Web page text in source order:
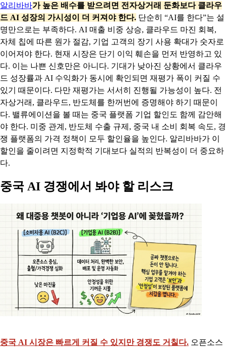
알리바바가 높은 배수를 받으려면 전자상거래 둔화보다 클라우
드 AI 성장의 가시성이 더 커져야 한다. 단순히 “AI를 한다”는 설
명만으로는 부족하다. AI 매출 비중 상승, 클라우드 마진 회복,
자체 칩에 따른 원가 절감, 기업 고객의 장기 사용 확대가 숫자로
이어져야 한다. 현재 시장은 단기 이익 훼손을 먼저 반영하고 있
다. 이는 나쁜 신호만은 아니다. 기대가 낮아진 상황에서 클라우
드 성장률과 AI 수익화가 동시에 확인되면 재평가 폭이 커질 수
있기 때문이다. 다만 재평가는 서서히 진행될 가능성이 높다. 전
자상거래, 클라우드, 반도체를 한꺼번에 증명해야 하기 때문이
다. 밸류에이션을 볼 때는 중국 플랫폼 기업 할인도 함께 감안해
야 한다. 미중 관계, 반도체 수출 규제, 중국 내 소비 회복 속도, 경
쟁 플랫폼의 가격 정책이 모두 할인율을 높인다. 알리바바가 이
할인을 줄이려면 지정학적 기대보다 실적의 반복성이 더 중요하
다.
중국 AI 경쟁에서 봐야 할 리스크
중국 AI 시장은 빠르게 커질 수 있지만 경쟁도 거칠다. 오픈소스